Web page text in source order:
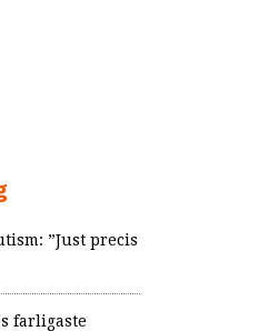
”Just precis
farligaste